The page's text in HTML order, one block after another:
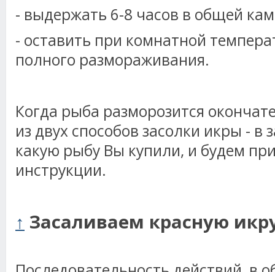
- выдержать 6-8 часов в общей
- оставить при комнатной
полного размораживания.
Когда рыба разморозится
из двух способов засолки икры - в
какую рыбу Вы купили, и будем
инструкции.
↑ Засаливаем красную